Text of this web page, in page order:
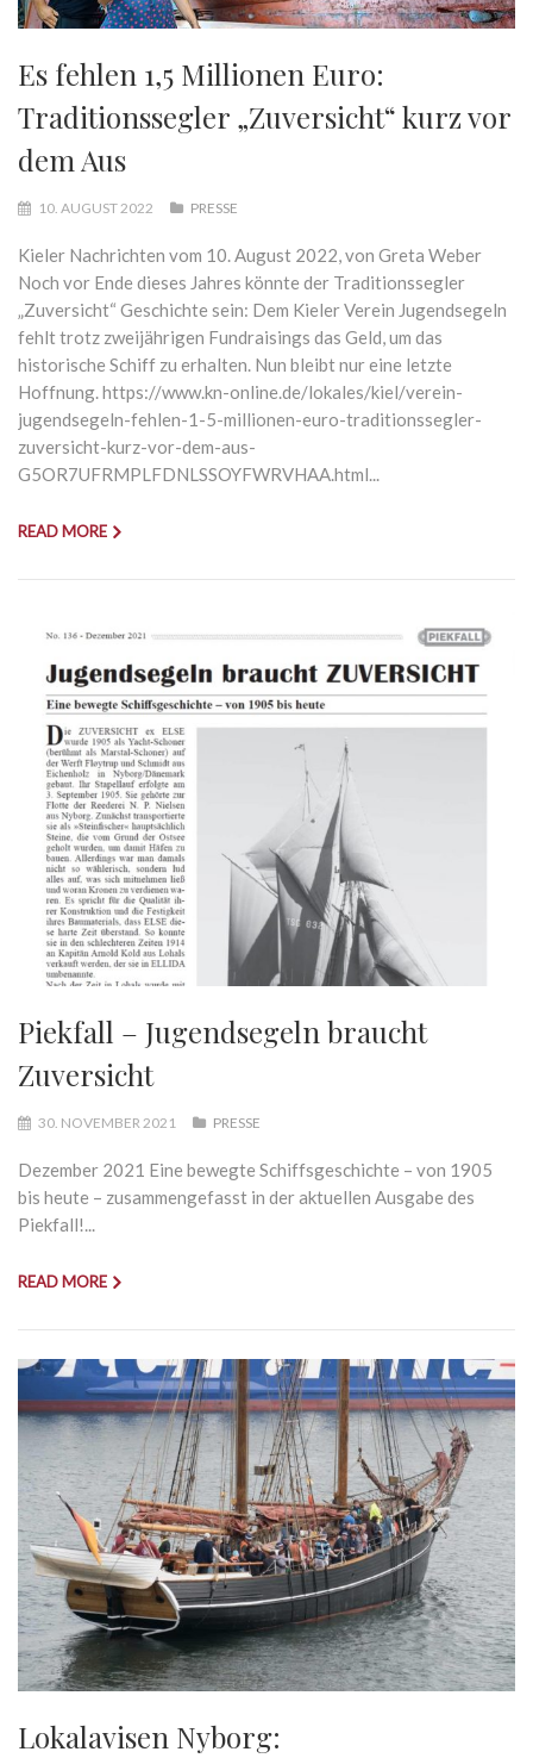
Es fehlen 1,5 Millionen Euro:
Traditionssegler „Zuversicht“ kurz vor
dem Aus
10. AUGUST 2022 PRESSE
Kieler Nachrichten vom 10. August 2022, von Greta Weber
Noch vor Ende dieses Jahres könnte der Traditionssegler
„Zuversicht“ Geschichte sein: Dem Kieler Verein Jugendsegeln
fehlt trotz zweijährigen Fundraisings das Geld, um das
historische Schiff zu erhalten. Nun bleibt nur eine letzte
Hoffnung. https://www.kn-online.de/lokales/kiel/verein-
jugendsegeln-fehlen-1-5-millionen-euro-traditionssegler-
zuversicht-kurz-vor-dem-aus-
G5OR7UFRMPLFDNLSSOYFWRVHAA.html...
READ MORE
Piekfall – Jugendsegeln braucht
Zuversicht
30. NOVEMBER 2021 PRESSE
Dezember 2021 Eine bewegte Schiffsgeschichte – von 1905
bis heute – zusammengefasst in der aktuellen Ausgabe des
Piekfall!...
READ MORE
Lokalavisen Nyborg: